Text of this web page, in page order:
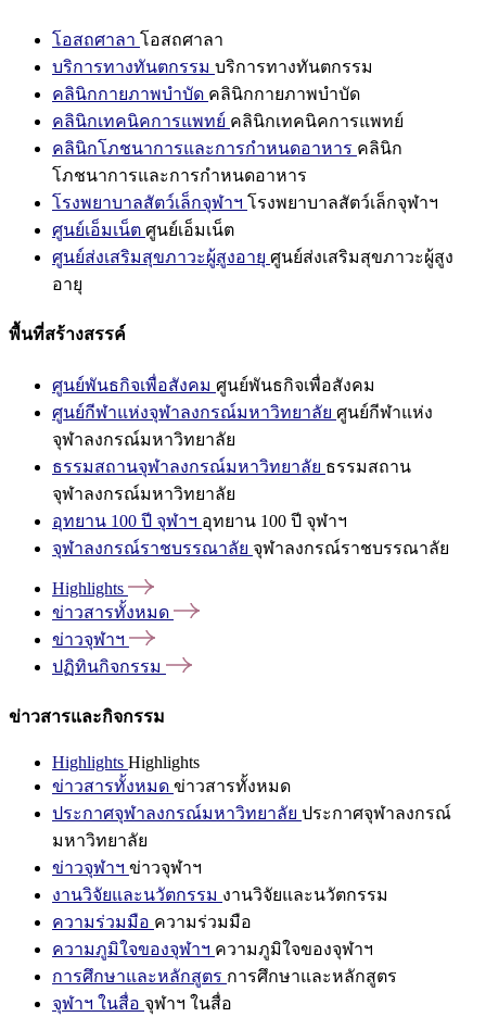
โอสถศาลา โอสถศาลา
บริการทางทันตกรรม บริการทางทันตกรรม
คลินิกกายภาพบำบัด คลินิกกายภาพบำบัด
คลินิกเทคนิคการแพทย์ คลินิกเทคนิคการแพทย์
คลินิกโภชนาการและการกำหนดอาหาร คลินิก
โภชนาการและการกำหนดอาหาร
โรงพยาบาลสัตว์เล็กจุฬาฯ โรงพยาบาลสัตว์เล็กจุฬาฯ
ศูนย์เอ็มเน็ต ศูนย์เอ็มเน็ต
ศูนย์ส่งเสริมสุขภาวะผู้สูงอายุ ศูนย์ส่งเสริมสุขภาวะผู้สูง
อายุ
พื้นที่สร้างสรรค์
ศูนย์พันธกิจเพื่อสังคม ศูนย์พันธกิจเพื่อสังคม
ศูนย์กีฬาแห่งจุฬาลงกรณ์มหาวิทยาลัย ศูนย์กีฬาแห่ง
จุฬาลงกรณ์มหาวิทยาลัย
ธรรมสถานจุฬาลงกรณ์มหาวิทยาลัย ธรรมสถาน
จุฬาลงกรณ์มหาวิทยาลัย
อุทยาน 100 ปี จุฬาฯ อุทยาน 100 ปี จุฬาฯ
จุฬาลงกรณ์ราชบรรณาลัย จุฬาลงกรณ์ราชบรรณาลัย
Highlights
ข่าวสารทั้งหมด
ข่าวจุฬาฯ
ปฏิทินกิจกรรม
ข่าวสารและกิจกรรม
Highlights Highlights
ข่าวสารทั้งหมด ข่าวสารทั้งหมด
ประกาศจุฬาลงกรณ์มหาวิทยาลัย ประกาศจุฬาลงกรณ์
มหาวิทยาลัย
ข่าวจุฬาฯ ข่าวจุฬาฯ
งานวิจัยและนวัตกรรม งานวิจัยและนวัตกรรม
ความร่วมมือ ความร่วมมือ
ความภูมิใจของจุฬาฯ ความภูมิใจของจุฬาฯ
การศึกษาและหลักสูตร การศึกษาและหลักสูตร
จุฬาฯ ในสื่อ จุฬาฯ ในสื่อ